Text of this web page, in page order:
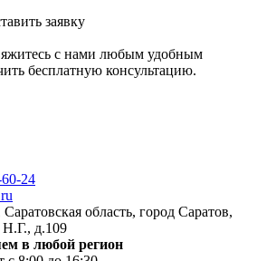
заявку
с нами любым удобным
бесплатную консультацию.
24
область, город Саратов,
д.109
в любой регион